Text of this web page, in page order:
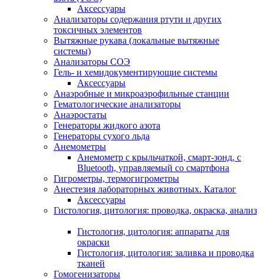
Аксессуары
Анализаторы содержания ртути и других
токсичных элементов
Вытяжные рукава (локальные вытяжные
системы)
Анализаторы СОЭ
Гель- и хемидокументирующие системы
Аксессуары
Анаэробные и микроаэрофильные станции
Гематологические анализаторы
Анаэростаты
Генераторы жидкого азота
Генераторы сухого льда
Анемометры
Анемометр с крыльчаткой, смарт-зонд, с
Bluetooth, управляемый со смартфона
Гигрометры, термогигрометры
Анестезия лабораторных животных. Каталог
Аксессуары
Гистология, цитология: проводка, окраска, анализ
Гистология, цитология: аппараты для
окраски
Гистология, цитология: заливка и проводка
тканей
Гомогенизаторы